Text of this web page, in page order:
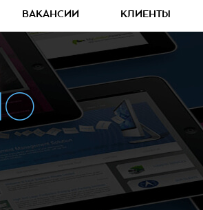
ВАКАНСИИ КЛИЕНТЫ